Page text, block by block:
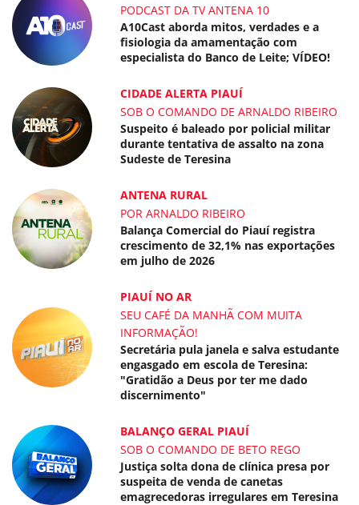
PODCAST DA TV ANTENA 10
A10Cast aborda mitos, verdades e a
fisiologia da amamentação com
especialista do Banco de Leite; VÍDEO!
CIDADE ALERTA PIAUÍ
SOB O COMANDO DE ARNALDO RIBEIRO
Suspeito é baleado por policial militar
durante tentativa de assalto na zona
Sudeste de Teresina
ANTENA RURAL
POR ARNALDO RIBEIRO
Balança Comercial do Piauí registra
crescimento de 32,1% nas exportações
em julho de 2026
PIAUÍ NO AR
SEU CAFÉ DA MANHÃ COM MUITA
INFORMAÇÃO!
Secretária pula janela e salva estudante
engasgado em escola de Teresina:
"Gratidão a Deus por ter me dado
discernimento"
BALANÇO GERAL PIAUÍ
SOB O COMANDO DE BETO REGO
Justiça solta dona de clínica presa por
suspeita de venda de canetas
emagrecedoras irregulares em Teresina